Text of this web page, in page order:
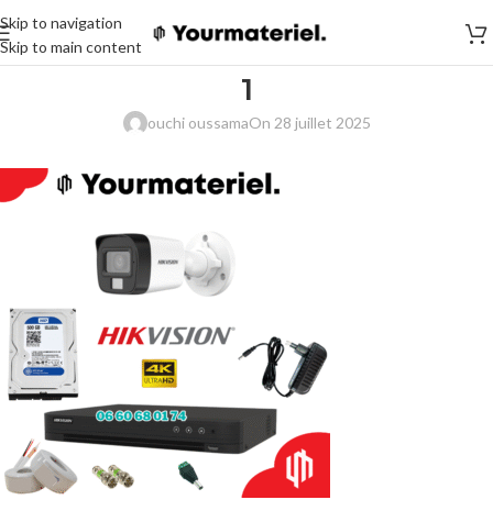
Skip to navigation
Skip to main content
1
ouchi oussamaOn 28 juillet 2025